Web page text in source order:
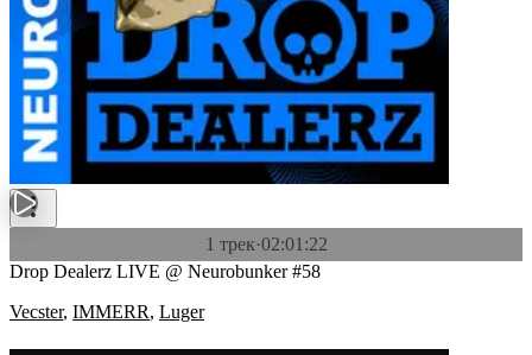
1 трек·02:01:22
Drop Dealerz LIVE @ Neurobunker #58
Vecster, IMMERR, Luger